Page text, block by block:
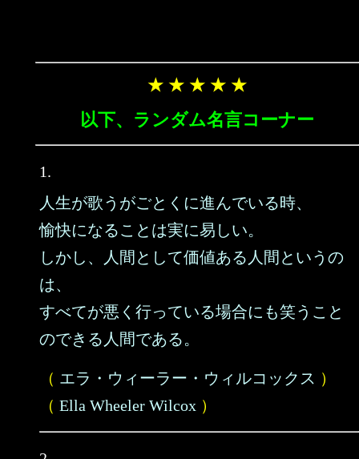
★ ★ ★ ★ ★
以下、ランダム名言コーナー
1.
人生が歌うがごとくに進んでいる時、
愉快になることは実に易しい。
しかし、人間として価値ある人間というの
は、
すべてが悪く行っている場合にも笑うこと
のできる人間である。
（ エラ・ウィーラー・ウィルコックス ）
（ Ella Wheeler Wilcox ）